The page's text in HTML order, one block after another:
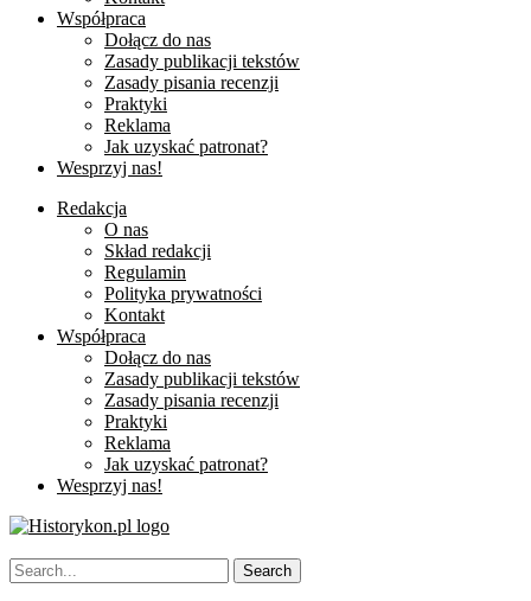
Współpraca
Dołącz do nas
Zasady publikacji tekstów
Zasady pisania recenzji
Praktyki
Reklama
Jak uzyskać patronat?
Wesprzyj nas!
Redakcja
O nas
Skład redakcji
Regulamin
Polityka prywatności
Kontakt
Współpraca
Dołącz do nas
Zasady publikacji tekstów
Zasady pisania recenzji
Praktyki
Reklama
Jak uzyskać patronat?
Wesprzyj nas!